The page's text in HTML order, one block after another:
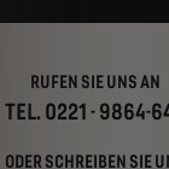
RUFEN SIE UNS AN
TEL. 0221 - 9864-
ODER SCHREIBEN SIE